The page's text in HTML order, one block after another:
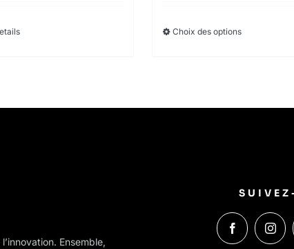
Choix des optionsThis
variants.
chosen
on
the
Ensemble,